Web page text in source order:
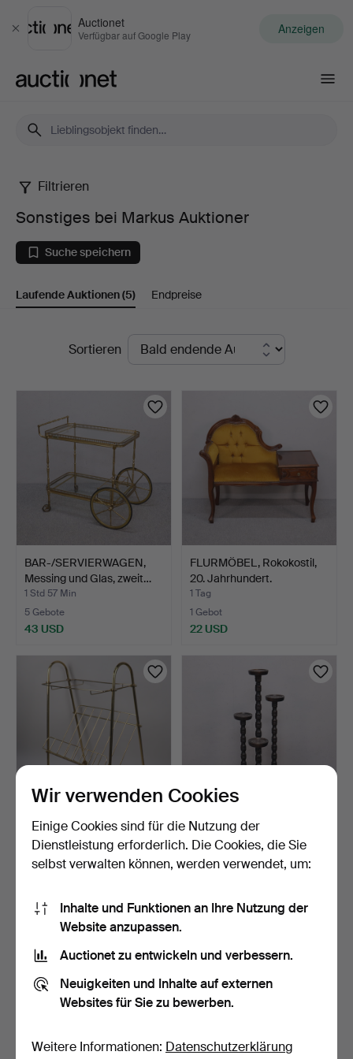
Schließen
Auctionet
Verfügbar auf Google Play Anzeigen
Sonstiges
bei
Markus
Auktioner
Filtrieren
Sonstiges bei Markus Auktioner
Suche speichern
Laufende Auktionen(5) Endpreise
LaufendeSortieren
BAR-/SERVIERWAGEN,
Messing und Glas, zweit…
1 Std 57 Min
5 Gebote
43 USD
FLURMÖBEL, Rokokostil,
20. Jahrhundert.
1 Tag
1 Gebot
22 USD
ZEITUNGSSTÄNDER,
Messing, Mitte des 20. Ja…
3 Tage
BLUMENSTÄNDER, für vier
Töpfe, gebeiztes H…
8 Tage
Wir verwenden Cookies
Einige Cookies sind für die Nutzung der
Dienstleistung erforderlich. Die Cookies, die Sie
selbst verwalten können, werden verwendet, um:
Inhalte und Funktionen an Ihre Nutzung der
Website anzupassen.
Auctionet zu entwickeln und verbessern.
Neuigkeiten und Inhalte auf externen
Websites für Sie zu bewerben.
Weitere Informationen: Datenschutzerklärung